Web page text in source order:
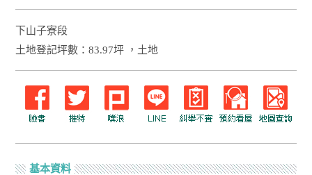
下山子寮段
土地登記坪數：83.97坪 ，土地
基本資料